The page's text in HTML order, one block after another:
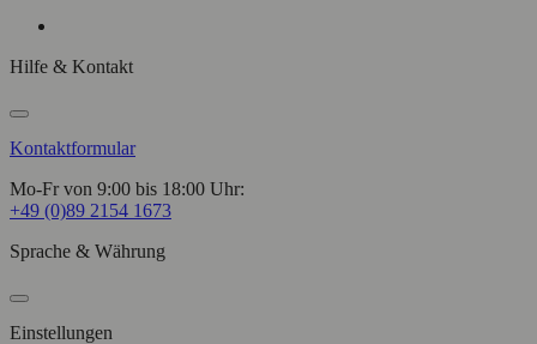
Hilfe & Kontakt
Kontaktformular
Mo-Fr von 9:00 bis 18:00 Uhr:
+49 (0)89 2154 1673
Sprache & Währung
Einstellungen